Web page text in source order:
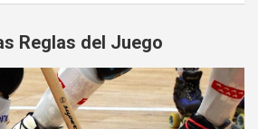
Reglas del Juego